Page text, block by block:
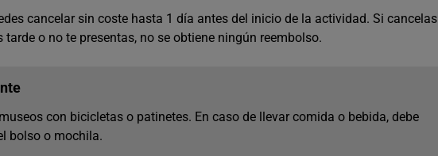
cancelar sin coste hasta 1 día antes del inicio de la actividad. Si cancelas
o no te presentas, no se obtiene ningún reembolso.
con bicicletas o patinetes. En caso de llevar comida o bebida, debe
bolso o mochila.